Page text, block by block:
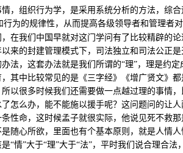
，组织行为学，是采用系统分析的方法，综
行为的规律性，从而提高各级领导者和管理
在我们中国早就对这门学问有了比较精辟的
来的封建管理模式下，司法独立和司法公正
法，这套办法就是我们所谓的“理”，理是约
其中比较常见的是《三字经》《增广贤文》
以很多时候我们还需要做一点越过理的事情
怎么办，能不能施以援手呢？这问题问的让
性命，这时候孟子就很实际，他说见死不救
随心所欲，里面也有个基本原则，就是人情
“情”大于“理”大于“法”，平时我们说合理合